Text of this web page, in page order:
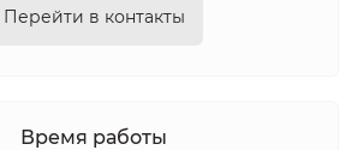
Перейти в контакты
Время работы